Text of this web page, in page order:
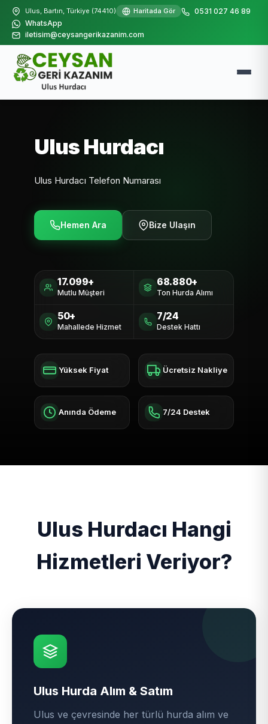
Ulus, Bartın, Türkiye (74410) Haritada Gör
0531 027 46 89
WhatsApp
iletisim@ceysangerikazanim.com
Ulus Hurdacı
Ulus Hurdacı Telefon Numarası
Hemen Ara Bize Ulaşın
17.099+
Mutlu Müşteri
68.880+
Ton Hurda Alımı
50+
Mahallede Hizmet
7/24
Destek Hattı
Yüksek Fiyat Ücretsiz Nakliye
Anında Ödeme 7/24 Destek
Ulus Hurdacı Hangi
Hizmetleri Veriyor?
Ulus Hurda Alım & Satım
Ulus ve çevresinde her türlü hurda alım ve